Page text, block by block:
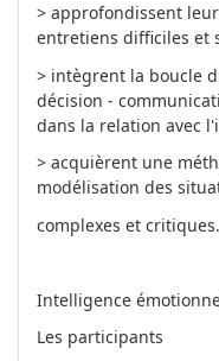
> approfondissent
entretiens difficiles et
> intègrent la boucle
décision -
dans la relation avec
> acquièrent une
modélisation des
complexes et critiques.
Intelligence
Les participants